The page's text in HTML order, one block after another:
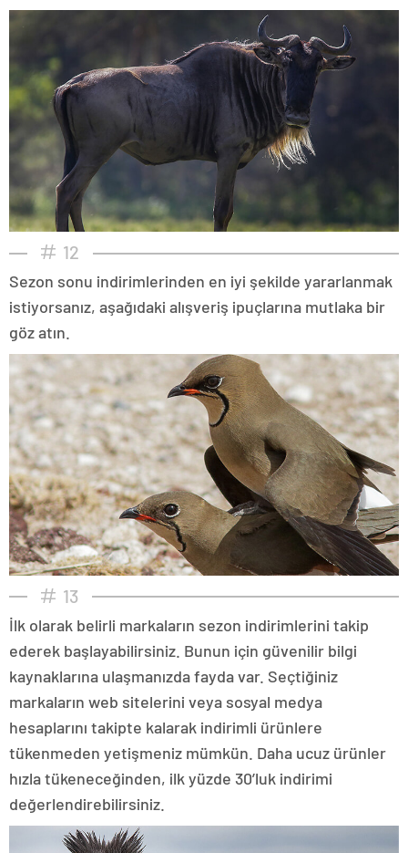
12
Sezon sonu indirimlerinden en iyi şekilde yararlanmak
istiyorsanız, aşağıdaki alışveriş ipuçlarına mutlaka bir
göz atın.
13
İlk olarak belirli markaların sezon indirimlerini takip
ederek başlayabilirsiniz. Bunun için güvenilir bilgi
kaynaklarına ulaşmanızda fayda var. Seçtiğiniz
markaların web sitelerini veya sosyal medya
hesaplarını takipte kalarak indirimli ürünlere
tükenmeden yetişmeniz mümkün. Daha ucuz ürünler
hızla tükeneceğinden, ilk yüzde 30’luk indirimi
değerlendirebilirsiniz.